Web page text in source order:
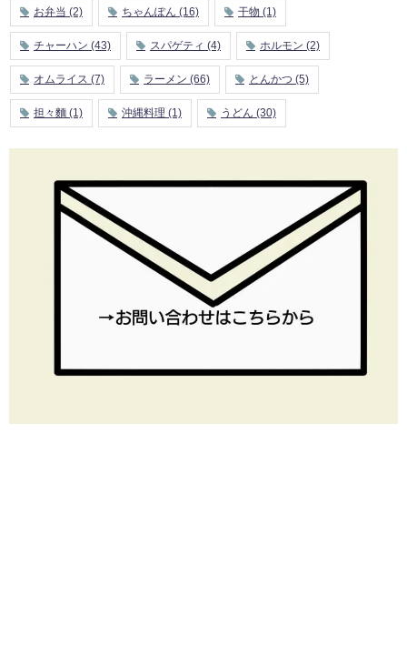
お弁当 (2) ちゃんぽん (16) 干物 (1)
チャーハン (43) スパゲティ (4) ホルモン (2)
オムライス (7) ラーメン (66) とんかつ (5)
担々麵 (1) 沖縄料理 (1) うどん (30)